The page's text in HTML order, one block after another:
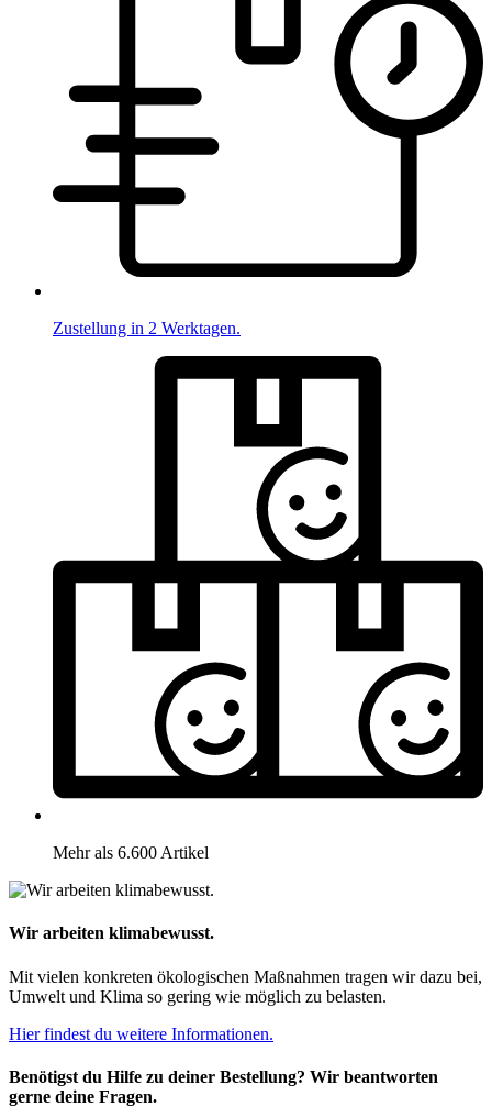
Zustellung in 2 Werktagen.
Mehr als 6.600 Artikel
Wir arbeiten klimabewusst.
Mit vielen konkreten ökologischen Maßnahmen tragen wir dazu bei,
Umwelt und Klima so gering wie möglich zu belasten.
Hier findest du weitere Informationen.
Benötigst du Hilfe zu deiner Bestellung? Wir beantworten
gerne deine Fragen.